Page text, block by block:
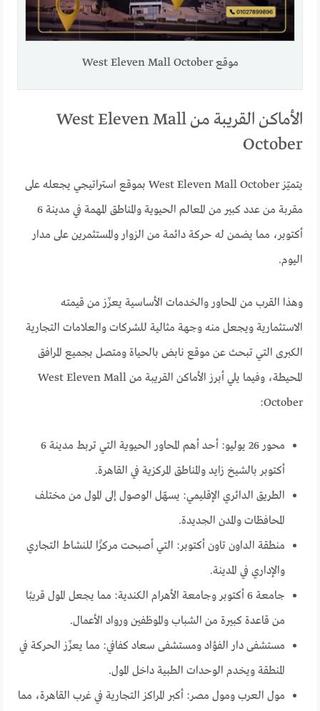
موقع West Eleven Mall October
الأماكن القريبة من West Eleven Mall
October
يتميّز West Eleven Mall October بموقع استراتيجي يجعله على
مقربة من عدد كبير من المعالم الحيوية والمناطق المهمة في مدينة 6
أكتوبر، مما يضمن له حركة دائمة من الزوار والمستثمرين على مدار
اليوم.
وهذا القرب من المحاور والخدمات الأساسية يعزّز من قيمته
الاستثمارية ويجعل منه وجهة مثالية للشركات والعلامات التجارية
الكبرى التي تبحث عن موقع نابض بالحياة ومتصل بجميع المرافق
المحيطة، وفيما يلي أبرز الأماكن القريبة من West Eleven Mall
October:
محور 26 يوليو: أحد أهم المحاور الحيوية التي تربط مدينة 6
أكتوبر بالشيخ زايد والمناطق المركزية في القاهرة.
الطريق الدائري الإقليمي: يسهّل الوصول إلى المول من مختلف
المحافظات والمدن الجديدة.
منطقة الداون تاون أكتوبر: التي أصبحت مركزًا للنشاط التجاري
والإداري في المدينة.
جامعة 6 أكتوبر وجامعة الأهرام الكندية: مما يجعل المول قريبًا
من قاعدة كبيرة من الشباب والموظفين ورواد الأعمال.
مستشفى دار الفؤاد ومستشفى سعاد كفافي: مما يعزّز الحركة في
المنطقة ويخدم الوحدات الطبية داخل المول.
مول العرب ومول مصر: أكبر المراكز التجارية في غرب القاهرة، مما